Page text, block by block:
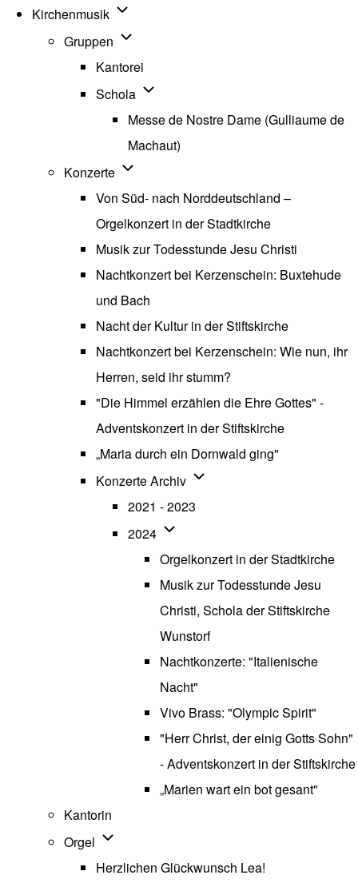
Kirchenmusik Unternavigation von Kirchenmusik
Gruppen Unternavigation von Gruppen
Kantorei
Schola Unternavigation von Schola
Messe de Nostre Dame (Gulliaume de
Machaut)
Konzerte Unternavigation von Konzerte
Von Süd- nach Norddeutschland –
Orgelkonzert in der Stadtkirche
Musik zur Todesstunde Jesu Christi
Nachtkonzert bei Kerzenschein: Buxtehude
und Bach
Nacht der Kultur in der Stiftskirche
Nachtkonzert bei Kerzenschein: Wie nun, ihr
Herren, seid ihr stumm?
"Die Himmel erzählen die Ehre Gottes" -
Adventskonzert in der Stiftskirche
„Maria durch ein Dornwald ging"
Konzerte Archiv Unternavigation von
2021 - 2023
2024 Unternavigation von 2024
Orgelkonzert in der Stadtkirche
Musik zur Todesstunde Jesu
Christi, Schola der Stiftskirche
Wunstorf
Nachtkonzerte: "Italienische
Nacht"
Vivo Brass: "Olympic Spirit"
"Herr Christ, der einig Gotts Sohn"
- Adventskonzert in der Stiftskirche
„Marien wart ein bot gesant"
Kantorin
Orgel Unternavigation von Orgel
Herzlichen Glückwunsch Lea!